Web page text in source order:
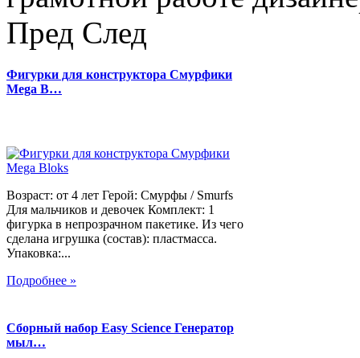
Пред След
Фигурки для конструктора Смурфики
Mega B…
Возраст: от 4 лет Герой: Смурфы / Smurfs
Для мальчиков и девочек Комплект: 1
фигурка в непрозрачном пакетике. Из чего
сделана игрушка (состав): пластмасса.
Упаковка:...
Подробнее »
Сборный набор Easy Science Генератор
мыл…